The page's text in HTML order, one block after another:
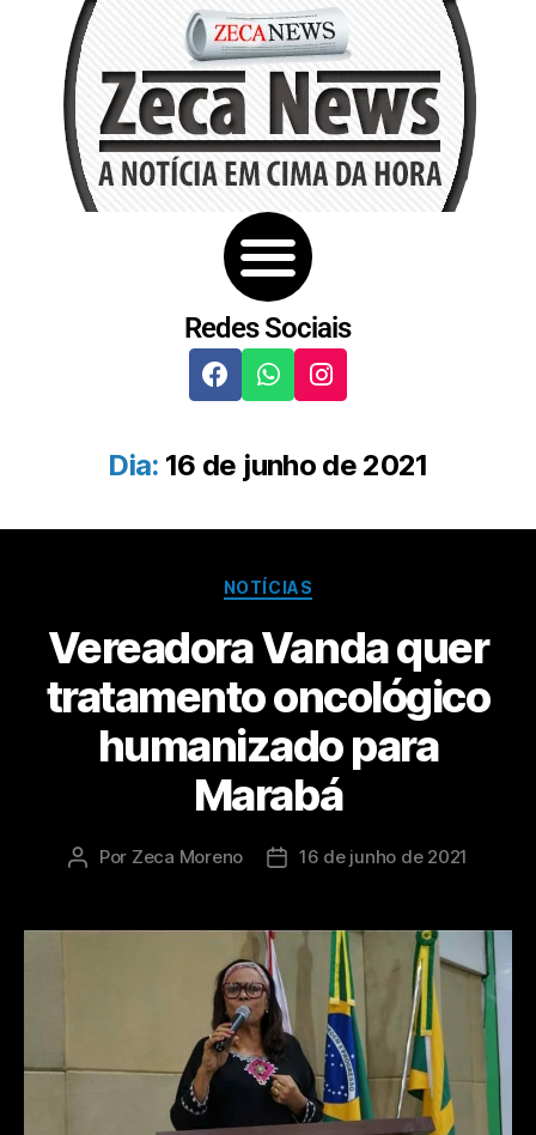
Redes Sociais
Dia: 16 de junho de 2021
NOTÍCIAS
Vereadora Vanda quer
tratamento oncológico
humanizado para
Marabá
Por Zeca Moreno 16 de junho de 2021